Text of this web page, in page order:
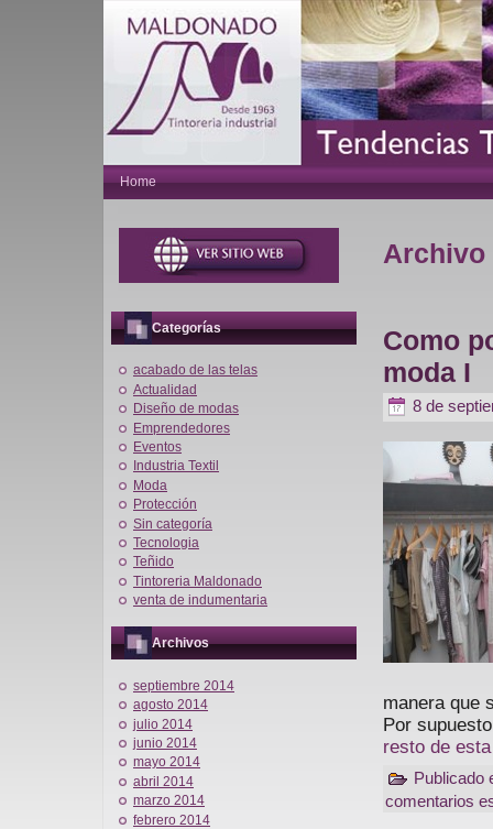
Home
Categorías
acabado de las telas
Actualidad
Diseño de modas
Emprendedores
Eventos
Industria Textil
Moda
Protección
Sin categoría
Tecnologia
Teñido
Tintoreria Maldonado
venta de indumentaria
Archivos
septiembre 2014
agosto 2014
julio 2014
junio 2014
mayo 2014
abril 2014
marzo 2014
febrero 2014
Archivo
Como
moda I
8 de
manera que
Por
resto de
Publicado
comentarios